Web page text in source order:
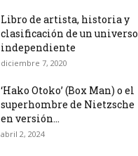
Libro de artista, historia y
clasificación de un universo
independiente
diciembre 7, 2020
‘Hako Otoko’ (Box Man) o el
superhombre de Nietzsche
en versión...
abril 2, 2024